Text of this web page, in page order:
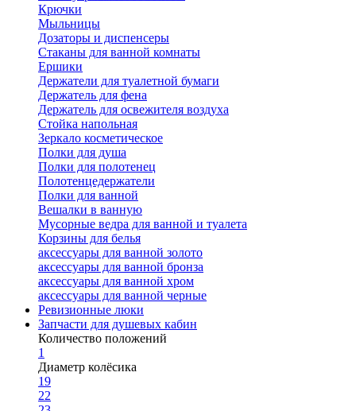
Крючки
Мыльницы
Дозаторы и диспенсеры
Стаканы для ванной комнаты
Ершики
Держатели для туалетной бумаги
Держатель для фена
Держатель для освежителя воздуха
Стойка напольная
Зеркало косметическое
Полки для душа
Полки для полотенец
Полотенцедержатели
Полки для ванной
Вешалки в ванную
Мусорные ведра для ванной и туалета
Корзины для белья
аксессуары для ванной золото
аксессуары для ванной бронза
аксессуары для ванной хром
аксессуары для ванной черные
Ревизионные люки
Запчасти для душевых кабин
Количество положений
1
Диаметр колёсика
19
22